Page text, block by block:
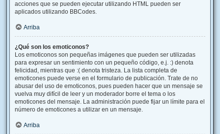
acciones que se pueden ejecutar utilizando HTML pueden ser
aplicados utilizando BBCodes.
Arriba
¿Qué son los emoticonos?
Los emoticonos son pequeñas imágenes que pueden ser utilizadas
para expresar un sentimiento con un pequeño código, e.j. :) denota
felicidad, mientras que :( denota tristeza. La lista completa de
emoticones puede verse en el formulario de publicación. Trate de no
abusar del uso de emoticonos, pues pueden hacer que un mensaje se
vuelva muy difícil de leer y un moderador borre el tema o los
emoticones del mensaje. La administración puede fijar un límite para el
número de emoticones a utilizar en un mensaje.
Arriba